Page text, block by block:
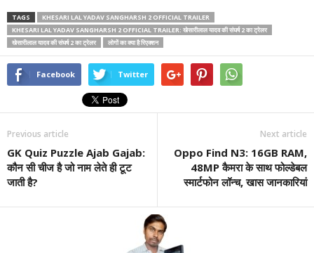
TAGS
KHESARI LAL YADAV SANGHARSH 2 OFFICIAL TRAILER
KHESARI LAL YADAV SANGHARSH 2 OFFICIAL TRAILER: खेसारीलाल यादव की संघर्ष 2 का ट्रेलर
खेसारीलाल यादव की संघर्ष 2 का ट्रेलर
लोगों का क्या है रिएक्शन
Facebook Twitter
Previous article
GK Quiz Puzzle Ajab Gajab:
कौन सी चीज है जो नाम लेते ही टूट
जाती है?
Next article
Oppo Find N3: 16GB RAM,
48MP कैमरा के साथ फोल्डेबल
स्मार्टफोन लॉन्च, खास जानकारियां